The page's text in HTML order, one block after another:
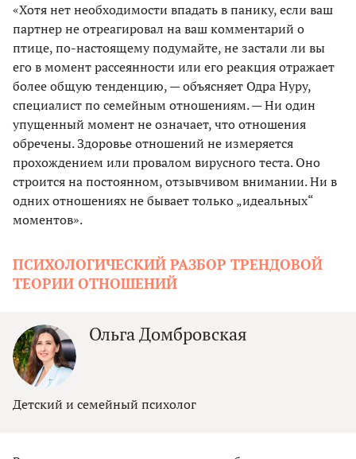
«Хотя нет необходимости впадать в панику, если ваш
партнер не отреагировал на ваш комментарий о
птице, по-настоящему подумайте, не застали ли вы
его в момент рассеянности или его реакция отражает
более общую тенденцию, — объясняет Одра Нуру,
специалист по семейным отношениям. — Ни один
упущенный момент не означает, что отношения
обречены. Здоровье отношений не измеряется
прохождением или провалом вирусного теста. Оно
строится на постоянном, отзывчивом внимании. Ни в
одних отношениях не бывает только „идеальных“
моментов».
ПСИХОЛОГИЧЕСКИЙ РАЗБОР ТРЕНДОВОЙ
ТЕОРИИ ОТНОШЕНИЙ
Ольга Домбровская
Детский и семейный психолог